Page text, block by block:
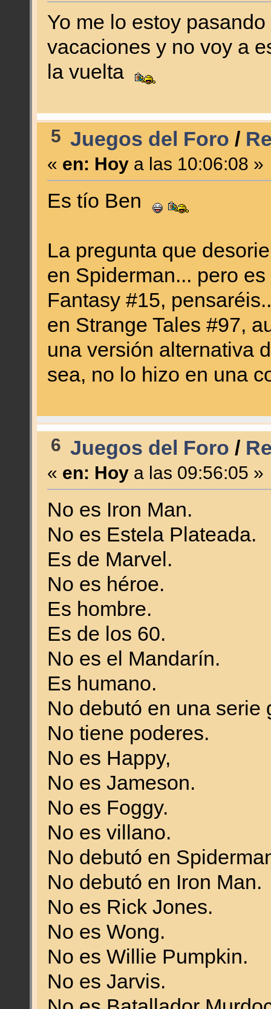
Yo me lo estoy
vacaciones y no voy a
la vuelta
5 Juegos del Foro /
« en: Hoya las 10:06:08 »
Es tío Ben
La pregunta que
en Spiderman... pero
Fantasy #15,
en Strange Tales #97,
una versión alternativa
sea, no lo hizo en una
6 Juegos del Foro /
« en: Hoya las 09:56:05 »
No es Iron Man.
No es Estela Plateada.
Es de Marvel.
No es héroe.
Es hombre.
Es de los 60.
No es el Mandarín.
Es humano.
No debutó en una serie
No tiene poderes.
No es Happy,
No es Jameson.
No es Foggy.
No es villano.
No debutó en
No debutó en Iron Man.
No es Rick Jones.
No es Wong.
No es Willie Pumpkin.
No es Jarvis.